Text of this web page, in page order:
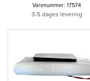
Varenummer: 17574
3-5 dages levering